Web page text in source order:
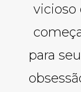
vicioso
para